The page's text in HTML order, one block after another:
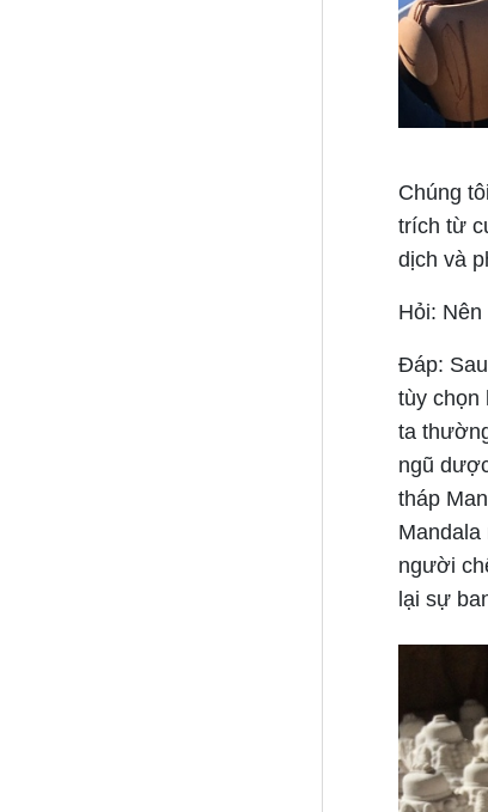
Chúng
trích từ
dịch và
Hỏi:
Đáp:
tùy chọn
ta
ngũ
tháp
người
lại sự